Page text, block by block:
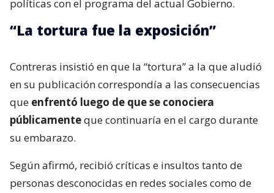
políticas con el programa del actual Gobierno.
“La tortura fue la exposición”
Contreras insistió en que la “tortura” a la que aludió
en su publicación correspondía a las consecuencias
que enfrentó luego de que se conociera
públicamenteque continuaría en el cargo durante
su embarazo.
Según afirmó, recibió críticas e insultos tanto de
personas desconocidas en redes sociales como de